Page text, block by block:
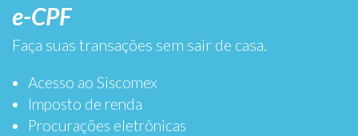
e-CPF
Faça suas transações sem sair de casa.
Acesso ao Siscomex
Imposto de renda
Procurações eletrônicas